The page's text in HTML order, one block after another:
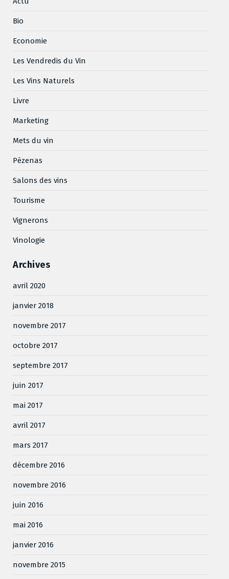
Bio
Economie
Les Vendredis du Vin
Les Vins Naturels
Livre
Marketing
Mets du vin
Pézenas
Salons des vins
Tourisme
Vignerons
Vinologie
Archives
avril 2020
janvier 2018
novembre 2017
octobre 2017
septembre 2017
juin 2017
mai 2017
avril 2017
mars 2017
décembre 2016
novembre 2016
juin 2016
mai 2016
janvier 2016
novembre 2015